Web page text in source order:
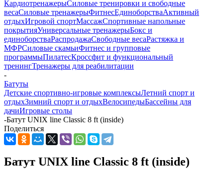
КардиотренажерыСиловые тренировки и свободные
весаСиловые тренажерыФитнесЕдиноборстваАктивный
отдыхИгровой спортМассажСпортивные напольные
покрытияУниверсальные тренажерыБокс и
единоборстваРаспродажаСвободные весаРастяжка и
МФРСиловые скамьиФитнес и групповые
программыПилатесКроссфит и функциональный
тренингТренажеры для реабилитации
-
Батуты
Детские спортивно-игровые комплексыЛетний спорт и
отдыхЗимний спорт и отдыхВелосипедыБассейны для
дачиИгровые столы
-Батут UNIX line Classic 8 ft (inside)
Поделиться
Батут UNIX line Classic 8 ft (inside)